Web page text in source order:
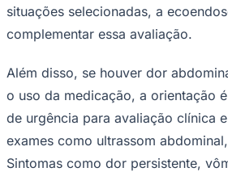
situações selecionadas, a
complementar essa avaliação.
Além disso, se houver dor
o uso da medicação, a orientação
de urgência para avaliação clínica
exames como ultrassom
Sintomas como dor persistente,